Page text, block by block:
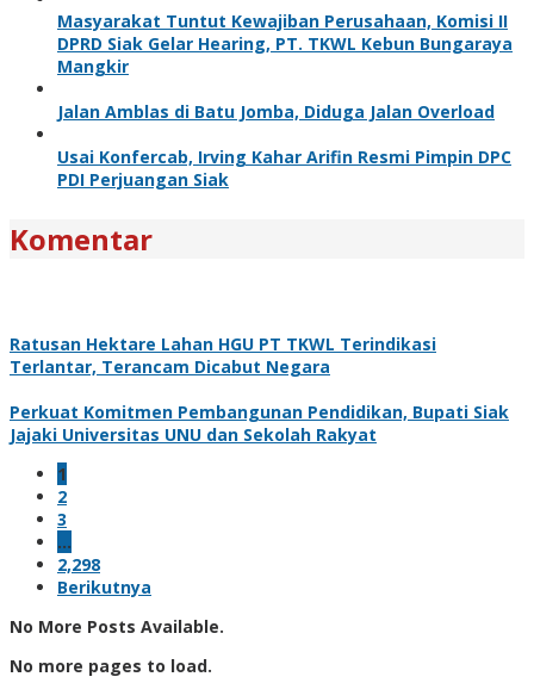
Masyarakat Tuntut Kewajiban Perusahaan, Komisi II
DPRD Siak Gelar Hearing, PT. TKWL Kebun Bungaraya
Mangkir
Jalan Amblas di Batu Jomba, Diduga Jalan Overload
Usai Konfercab, Irving Kahar Arifin Resmi Pimpin DPC
PDI Perjuangan Siak
Komentar
Ratusan Hektare Lahan HGU PT TKWL Terindikasi
Terlantar, Terancam Dicabut Negara
Perkuat Komitmen Pembangunan Pendidikan, Bupati Siak
Jajaki Universitas UNU dan Sekolah Rakyat
1
2
3
…
2,298
Berikutnya
No More Posts Available.
No more pages to load.